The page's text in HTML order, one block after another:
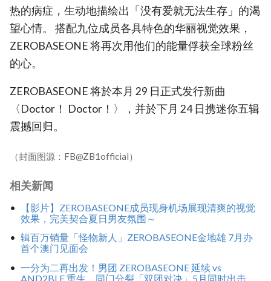
热的病症，生动地描绘出「没有爱就无法生存」的渴
望心情。 搭配九位成员各具特色的华丽视觉效果，
ZEROBASEONE 将再次用他们的能量俘获全球粉丝
的心。
ZEROBASEONE 将於本月 29 日正式发行新曲
〈Doctor！ Doctor！〉，并於下月 24 日携迷你五辑
震撼回归。
（封面图源：FB@ZB1official）
相关新闻
【影片】ZEROBASEONE成员现身机场展现清爽的视觉
效果，完美契合夏日男友氛围～
辑百万销量「怪物新人」ZEROBASEONE金地雄 7月办
首个澳门见面会
一分为二再出发！男团 ZEROBASEONE 延续 vs
AND2BLE 重生，同门分裂「双团对决」5月同时出击